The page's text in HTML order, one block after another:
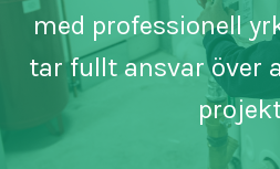
med professionell
tar fullt ansvar över